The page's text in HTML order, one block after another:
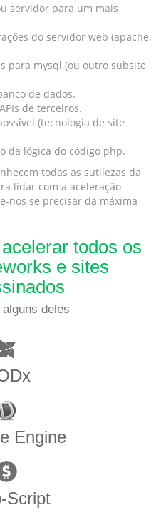
servidor para um mais
do servidor web (apache,
para mysql (ou outro subsite
de dados.
de terceiros.
(tecnologia de site
da lógica do código php.
todas as sutilezas da
lidar com a aceleração
nos se precisar da máxima
todos os
e sites
deles
Engine
Script